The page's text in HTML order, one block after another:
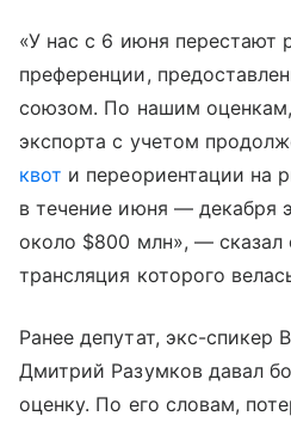
«У нас с 6 июня перестают
преференции,
союзом. По нашим
экспорта с учетом
квот и переориентации на
в течение июня — декабря
около $800 млн», — сказал
трансляция которого
Ранее депутат, экс-спикер
Дмитрий Разумков давал
оценку. По его словам,